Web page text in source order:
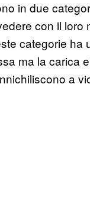
in due
con il loro
categorie ha
ma la carica
a